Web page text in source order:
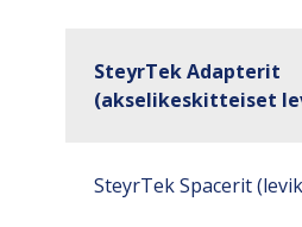
SteyrTek Adapterit
(akselikeskitteiset
SteyrTek Spacerit